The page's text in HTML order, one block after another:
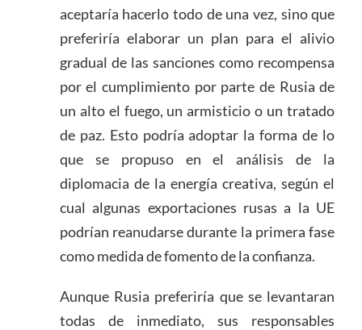
aceptaría hacerlo todo de una vez, sino que
preferiría elaborar un plan para el alivio
gradual de las sanciones como recompensa
por el cumplimiento por parte de Rusia de
un alto el fuego, un armisticio o un tratado
de paz. Esto podría adoptar la forma de lo
que se propuso en el análisis de la
diplomacia de la energía creativa, según el
cual algunas exportaciones rusas a la UE
podrían reanudarse durante la primera fase
como medida de fomento de la confianza.
Aunque Rusia preferiría que se levantaran
todas de inmediato, sus responsables